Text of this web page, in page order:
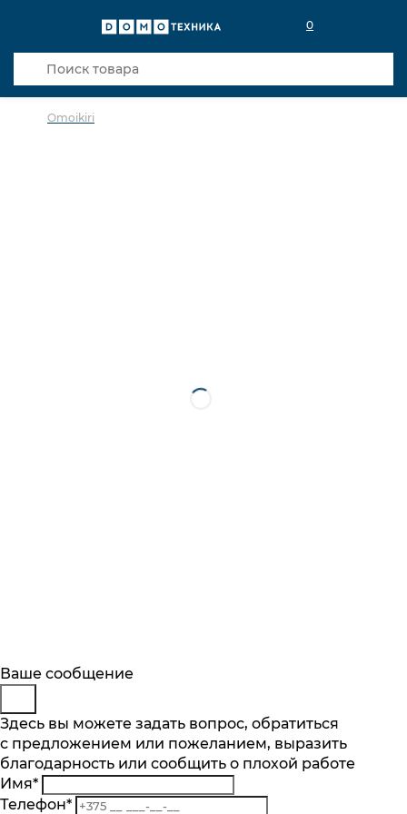
0
Omoikiri
Описание
Отзывы
Основные характеристики
Количество чаш шт.
1
Материал
Будьте в курсе
Подпишитесь на последние обновления
и узнавайте о новинках и специальных
предложениях первыми
Подписаться
Заказ обратного звонка
Представьтесь
Телефон*
Комментарий
Ваше сообщение
Здесь вы можете задать вопрос, обратиться
с предложением или пожеланием, выразить
благодарность или сообщить о плохой работе
Имя*
Телефон*